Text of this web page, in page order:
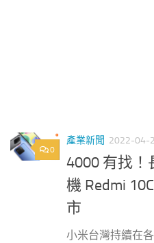
0
產業新聞 2022-04-
4000 有找！
機 Redmi
市
小米台灣持續在